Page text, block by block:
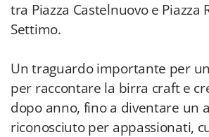
tra Piazza Castelnuovo e Piazza
Settimo.
Un traguardo importante per
per raccontare la birra craft e
dopo anno, fino a diventare un
riconosciuto per appassionati,